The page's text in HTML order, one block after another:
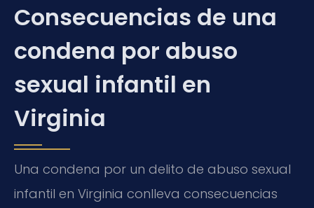
Consecuencias de una
condena por abuso
sexual infantil en
Virginia
Una condena por un delito de abuso sexual
infantil en Virginia conlleva consecuencias